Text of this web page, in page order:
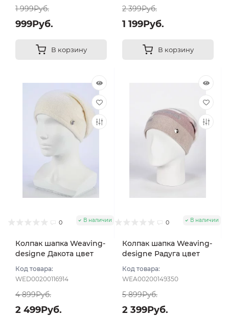
1 999Руб.
999Руб.
В корзину
2 399Руб.
1 199Руб.
В корзину
0 В наличии
Колпак шапка Weaving-
designe Дакота цвет
Код товара:
WED00200116914
4 899Руб.
2 499Руб.
0 В наличии
Колпак шапка Weaving-
designe Радуга цвет
Код товара:
WEA00200149350
5 899Руб.
2 399Руб.